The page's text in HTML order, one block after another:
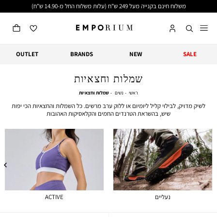
משלוח חינם בקנייה מעל 249 ש"ח (עלות משלוח החל מ-14.90 ש"ח)
SALE
NEW
BRANDS
OUTLET
שמלות וחצאיות
ראשי ראשינשים נשיםשמלות וחצאיותשמלות
לשיק מדויק, לבילוי קליל ליומיום או ללוק ערב מרשים. כל השמלות והחצאיות הכי יפות
שיש, בהשראת הטרנדים החמים והקלאסיקות האהובות
נעליים ACTIVE